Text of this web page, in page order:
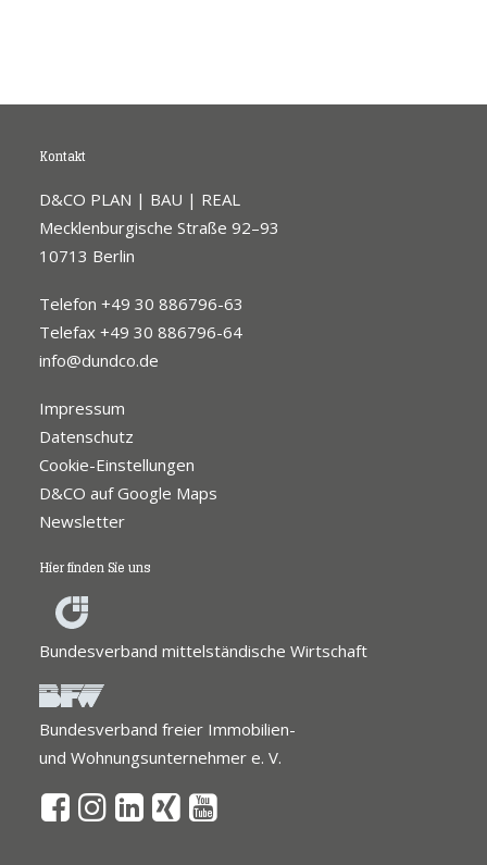
Kontakt
D&CO PLAN | BAU | REAL
Mecklenburgische Straße 92–93
10713 Berlin
Telefon +49 30 886796-63
Telefax +49 30 886796-64
info@dundco.de
Impressum
Datenschutz
Cookie-Einstellungen
D&CO auf Google Maps
Newsletter
Hier finden Sie uns
Bundesverband mittelständische Wirtschaft
Bundesverband freier Immobilien-
und Wohnungsunternehmer e. V.